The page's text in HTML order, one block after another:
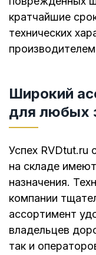
кратчайшие
технических
Широкий
для любых
Успех RVDtut.ru
на складе
назначения.
компании
ассортимент
владельцев
так и